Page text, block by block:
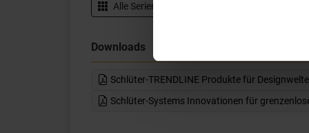
Alle Serien von
Downloads
Schlüter-TRENDLINE Produkte für
Schlüter-Systems Innovationen für